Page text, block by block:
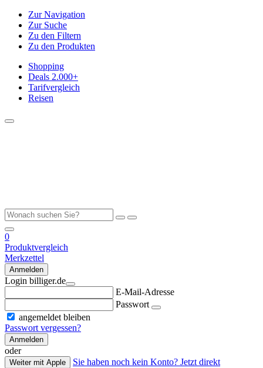
Zur Navigation
Zur Suche
Zu den Filtern
Zu den Produkten
Shopping
Deals 2.000+
Tarifvergleich
Reisen
0
Produktvergleich
Merkzettel
Anmelden
Login billiger.de
E-Mail-Adresse
Passwort
angemeldet bleiben
Passwort vergessen?
Anmelden
oder
Weiter mit Apple
Sie haben noch kein Konto? Jetzt direkt